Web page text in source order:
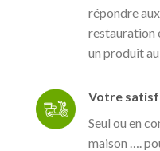
répondre
restauration
un produit
Votre
Seul ou en
maison ….